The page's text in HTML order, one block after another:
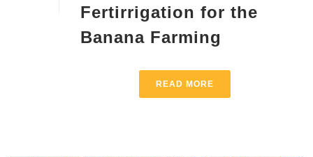
Fertirrigation for the
Banana Farming
READ MORE